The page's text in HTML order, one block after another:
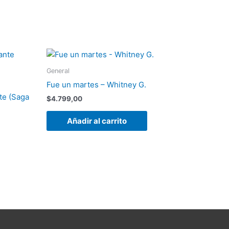
(Saga
General
Fue un martes – Whitney G.
$4.799,00
Añadir al carrito